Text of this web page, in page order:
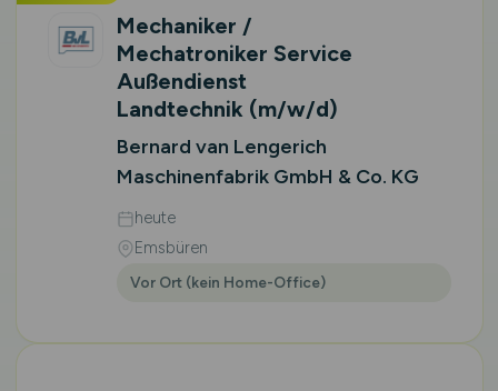
Mechaniker /
Mechatroniker Service
Außendienst
Landtechnik (m/w/d)
Bernard van Lengerich
Maschinenfabrik GmbH & Co. KG
heute
Emsbüren
Vor Ort (kein Home-Office)